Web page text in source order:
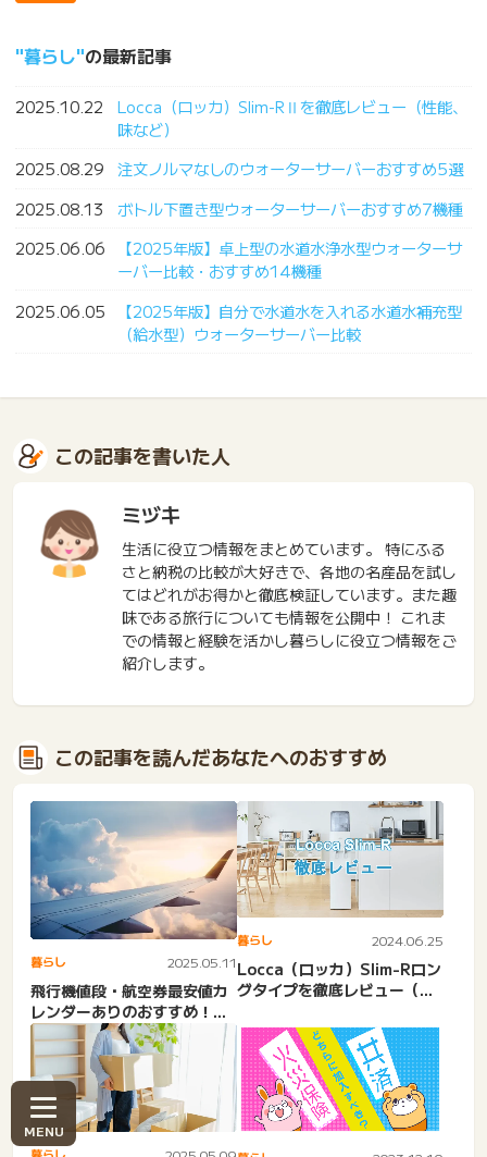
暮らし の最新記事
2025.10.22
Locca（ロッカ）Slim-RⅡを徹底レビュー（性能、
味など）
2025.08.29
注文ノルマなしのウォーターサーバーおすすめ5選
2025.08.13
ボトル下置き型ウォーターサーバーおすすめ7機種
2025.06.06
【2025年版】卓上型の水道水浄水型ウォーターサ
ーバー比較・おすすめ14機種
2025.06.05
【2025年版】自分で水道水を入れる水道水補充型
（給水型）ウォーターサーバー比較
この記事を書いた人
ミヅキ
生活に役立つ情報をまとめています。 特にふる
さと納税の比較が大好きで、各地の名産品を試し
てはどれがお得かと徹底検証しています。また趣
味である旅行についても情報を公開中！ これま
での情報と経験を活かし暮らしに役立つ情報をご
紹介します。
この記事を読んだあなたへのおすすめ
暮らし 2025.05.11
飛行機値段・航空券最安値カ
レンダーありのおすすめ！国
内線往復・海外・国際線・J...
暮らし 2024.06.25
Locca（ロッカ）Slim-Rロン
グタイプを徹底レビュー（性
暮らし